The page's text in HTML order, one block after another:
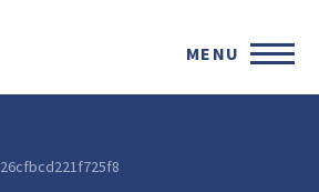
MENU
26cfbcd221f725f8